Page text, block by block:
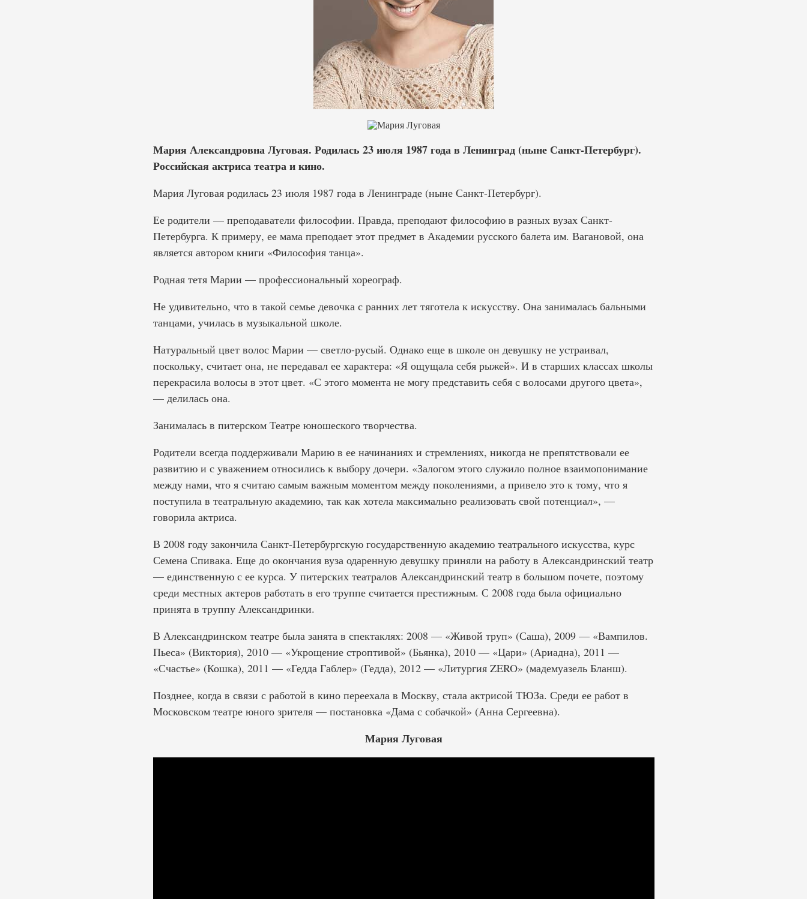
Мария Александровна Луговая. Родилась 23 июля 1987 года в Ленинград (ныне Санкт-Петербург).
Российская актриса театра и кино.
Мария Луговая родилась 23 июля 1987 года в Ленинграде (ныне Санкт-Петербург).
Ее родители — преподаватели философии. Правда, преподают философию в разных вузах Санкт-
Петербурга. К примеру, ее мама преподает этот предмет в Академии русского балета им. Вагановой, она
является автором книги «Философия танца».
Родная тетя Марии — профессиональный хореограф.
Не удивительно, что в такой семье девочка с ранних лет тяготела к искусству. Она занималась бальными
танцами, училась в музыкальной школе.
Натуральный цвет волос Марии — светло-русый. Однако еще в школе он девушку не устраивал,
поскольку, считает она, не передавал ее характера: «Я ощущала себя рыжей». И в старших классах школы
перекрасила волосы в этот цвет. «С этого момента не могу представить себя с волосами другого цвета»,
— делилась она.
Занималась в питерском Театре юношеского творчества.
Родители всегда поддерживали Марию в ее начинаниях и стремлениях, никогда не препятствовали ее
развитию и с уважением относились к выбору дочери. «Залогом этого служило полное взаимопонимание
между нами, что я считаю самым важным моментом между поколениями, а привело это к тому, что я
поступила в театральную академию, так как хотела максимально реализовать свой потенциал», —
говорила актриса.
В 2008 году закончила Санкт-Петербургскую государственную академию театрального искусства, курс
Семена Спивака. Еще до окончания вуза одаренную девушку приняли на работу в Александринский театр
— единственную с ее курса. У питерских театралов Александринский театр в большом почете, поэтому
среди местных актеров работать в его труппе считается престижным. С 2008 года была официально
принята в труппу Александринки.
В Александринском театре была занята в спектаклях: 2008 — «Живой труп» (Саша), 2009 — «Вампилов.
Пьеса» (Виктория), 2010 — «Укрощение строптивой» (Бьянка), 2010 — «Цари» (Ариадна), 2011 —
«Счастье» (Кошка), 2011 — «Гедда Габлер» (Гедда), 2012 — «Литургия ZERO» (мадемуазель Бланш).
Позднее, когда в связи с работой в кино переехала в Москву, стала актрисой ТЮЗа. Среди ее работ в
Московском театре юного зрителя — постановка «Дама с собачкой» (Анна Сергеевна).
Мария Луговая